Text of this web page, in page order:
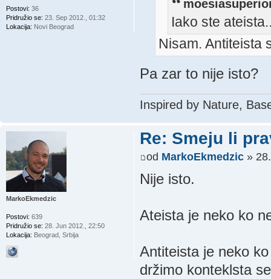
Iako ste
Nisam. Antiteista
Pa zar to nije isto?
Inspired by Nature,
Postovi: 36
Pridružio se: 23. Sep 2012., 01:32
Lokacija: Novi Beograd
Re: Smeju li
od MarkoEkmedzic»
Nije isto.
Ateista je neko ko
Antiteista je neko
držimo konteklsta
MarkoEkmedzic
Postovi: 639
Pridružio se: 28. Jun 2012., 22:50
Lokacija: Beograd, Srbija